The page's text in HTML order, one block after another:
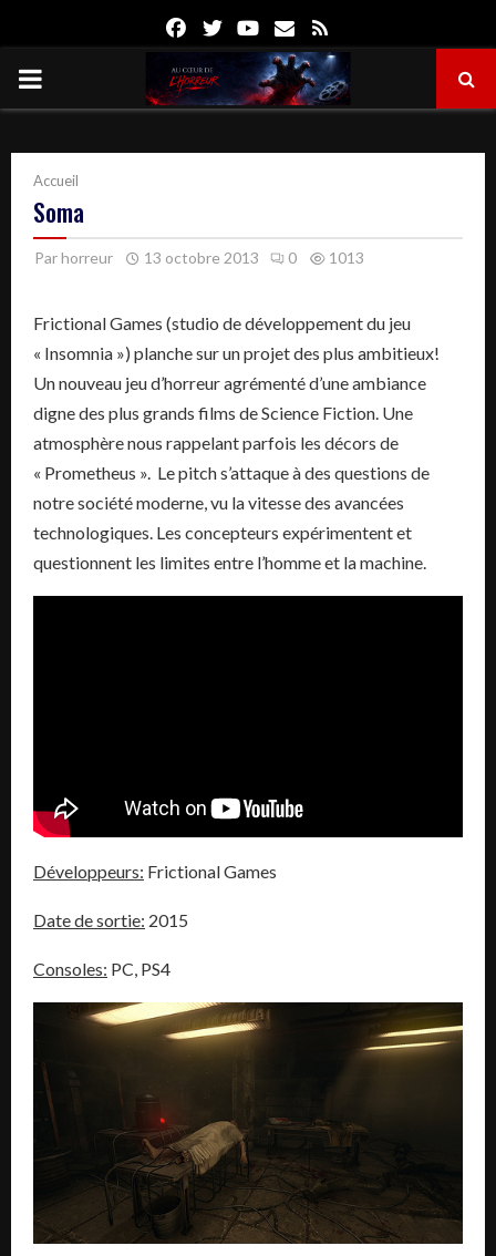
FacebookTwitterYoutube
Email
PRIMARY
Accueil
Soma
Parhorreur 13 octobre 2013 0 1013
Frictional Games (studio de développement du jeu
« Insomnia ») planche sur un projet des plus ambitieux!
Un nouveau jeu d’horreur agrémenté d’une ambiance
digne des plus grands films de Science Fiction. Une
atmosphère nous rappelant parfois les décors de
« Prometheus ». Le pitch s’attaque à des questions de
notre société moderne, vu la vitesse des avancées
technologiques. Les concepteurs expérimentent et
questionnent les limites entre l’homme et la machine.
Développeurs: Frictional Games
Date de sortie: 2015
Consoles: PC, PS4